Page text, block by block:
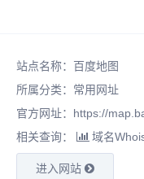
站点名称：百度地图
所属分类： 常用网址
官方网址： https://
相关查询：
域名
进入网站